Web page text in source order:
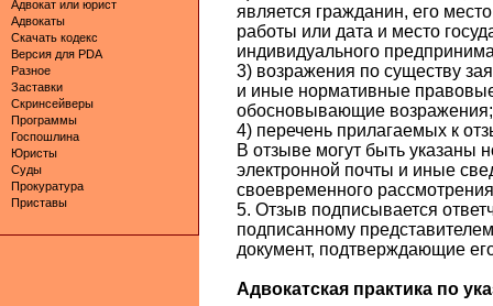
Адвокат или юрист
Адвокаты
Скачать кодекс
Версия для PDA
Разное
Заставки
Скринсейверы
Программы
Госпошлина
Юристы
Суды
Прокуратура
Приставы
является гражданин, его
работы или дата и место
индивидуального
3) возражения по существу
и иные нормативные
обосновывающие возражения;
4) перечень прилагаемых к
В отзыве могут быть указаны
электронной почты и иные
своевременного
5. Отзыв подписывается
подписанному
документ, подтверждающие
Адвокатская практика по